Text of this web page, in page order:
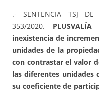
.- SENTENCIA TSJ
353/2020.
inexistencia de
unidades de la
con contrastar el valor
las diferentes unidades
su coeficiente de